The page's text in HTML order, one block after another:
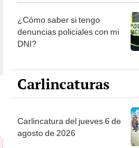
la ONPE
¿Cómo saber si tengo
denuncias policiales con mi
DNI?
Carlincaturas
Carlincatura del jueves 6 de
agosto de 2026